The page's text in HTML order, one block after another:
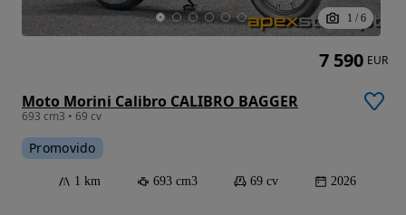
1 / 6
Moto Morini Calibro CALIBRO BAGGER
693 cm3 • 69 cv
Promovido
1 km 693 cm3 69 cv 2026
7 590 EUR